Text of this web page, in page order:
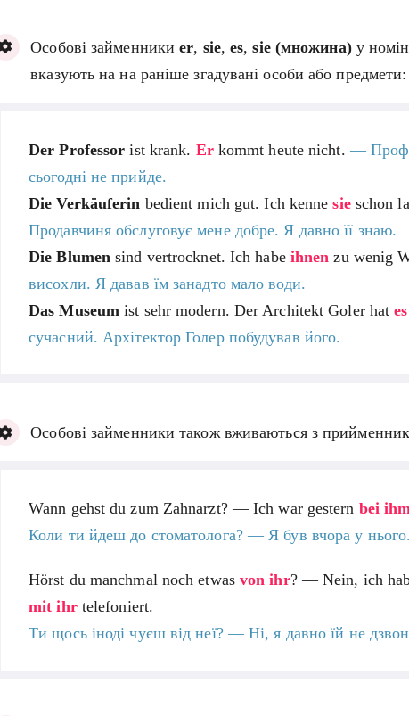
Особові займенникиer, sie,es,sie (множина)у
вказують на на раніше згадувані особи або предмети:
Der Professor ist krank. Erkommt heute nicht. —
сьогодні не прийде.
Die Verkäuferin bedient mich gut. Ich kennesieschon
Продавчиня обслуговує мене добре. Я давно її знаю.
Die Blumen sind vertrocknet. Ich habe ihnen zu wenig
висохли. Я давав їм занадто мало води.
Das Museum ist sehr modern. Der Architekt Goler hates
сучасний. Архітектор Голер побудував його.
Особові займенники також вживаються з
Wann gehst du zum Zahnarzt? — Ich war gestern bei
Коли ти йдеш до стоматолога? — Я був вчора у нього.
Hörst du manchmal noch etwas von ihr? — Nein, ich
mit ihrtelefoniert.
Ти щось іноді чуєш від неї? — Ні, я давно їй не